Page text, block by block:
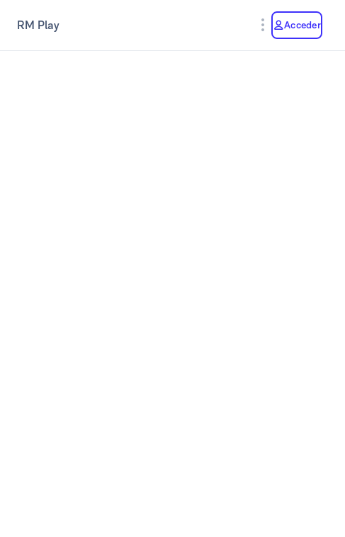
RM Play Acceder